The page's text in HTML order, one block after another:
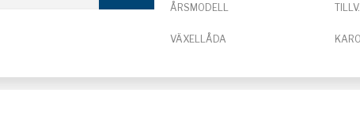
ÅRSMODELL
VÄXELLÅDA